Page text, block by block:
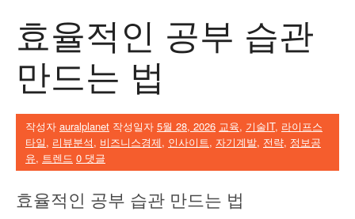
효율적인 공부 습관
만드는 법
작성자 auralplanet 작성일자 5월 28, 2026 교육, 기술IT, 라이프스
타일, 리뷰분석, 비즈니스경제, 인사이트, 자기계발, 전략, 정보공
유, 트렌드 0 댓글
효율적인 공부 습관 만드는 법